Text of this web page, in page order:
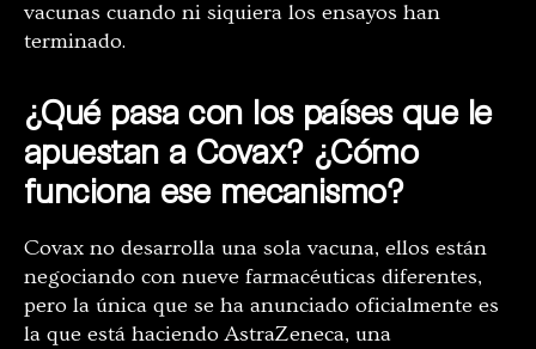
vacunas cuando ni siquiera los ensayos han
terminado.
¿Qué pasa con los países que le
apuestan a Covax? ¿Cómo
funciona ese mecanismo?
Covax no desarrolla una sola vacuna, ellos están
negociando con nueve farmacéuticas diferentes,
pero la única que se ha anunciado oficialmente es
la que está haciendo AstraZeneca, una